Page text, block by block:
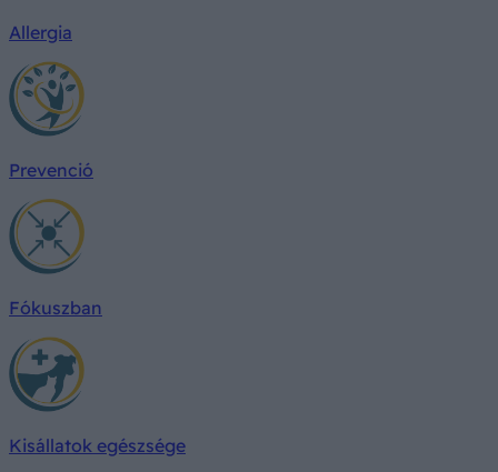
Allergia
Prevenció
Fókuszban
Kisállatok egészsége